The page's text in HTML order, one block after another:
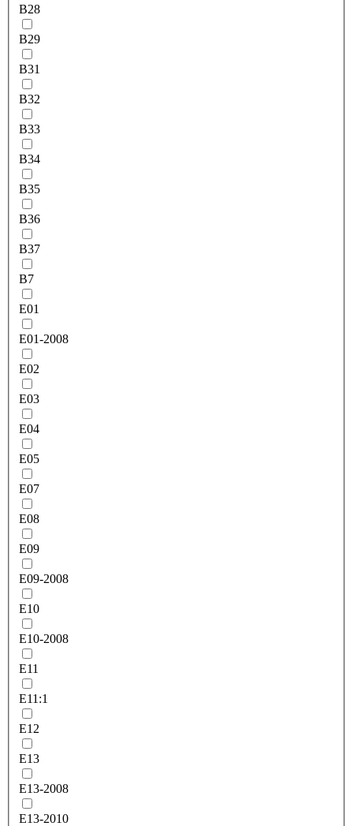
B28
B29
B31
B32
B33
B34
B35
B36
B37
B7
E01
E01-2008
E02
E03
E04
E05
E07
E08
E09
E09-2008
E10
E10-2008
E11
E11:1
E12
E13
E13-2008
E13-2010